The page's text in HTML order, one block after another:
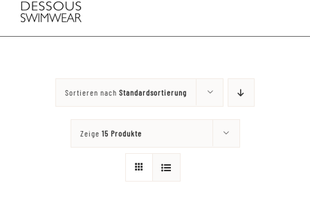
Sortieren nach Standardsortierung
Zeige 15 Produkte